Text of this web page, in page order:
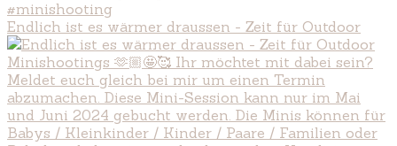
Endlich ist es wärmer draussen - Zeit für Outdoor